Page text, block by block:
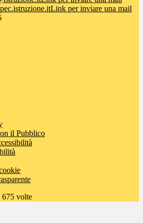
Link per inviare una mail
il Pubblico
675 volte